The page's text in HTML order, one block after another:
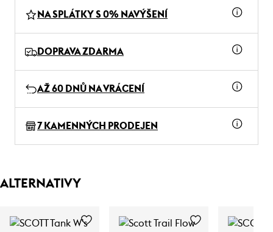
NA SPLÁTKY S 0% NAVÝŠENÍ
DOPRAVA ZDARMA
AŽ 60 DNŮ NA VRÁCENÍ
7 KAMENNÝCH PRODEJEN
ALTERNATIVY